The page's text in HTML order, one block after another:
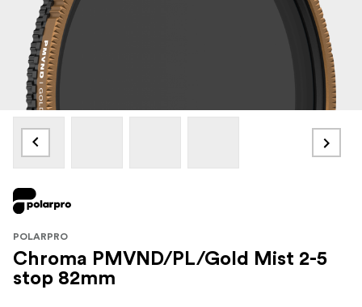
POLARPRO
Chroma PMVND/PL/Gold Mist 2-5
stop 82mm